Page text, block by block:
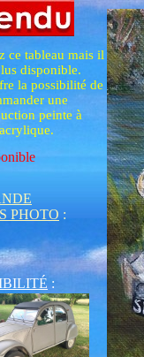
ce tableau mais il
disponible.
la possibilité de
une
peinte à
:
PHOTO :